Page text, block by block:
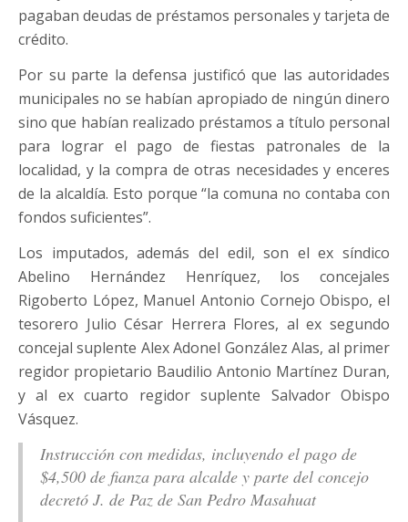
pagaban deudas de préstamos personales y tarjeta de
crédito.
Por su parte la defensa justificó que las autoridades
municipales no se habían apropiado de ningún dinero
sino que habían realizado préstamos a título personal
para lograr el pago de fiestas patronales de la
localidad, y la compra de otras necesidades y enceres
de la alcaldía. Esto porque “la comuna no contaba con
fondos suficientes”.
Los imputados, además del edil, son el ex síndico
Abelino Hernández Henríquez, los concejales
Rigoberto López, Manuel Antonio Cornejo Obispo, el
tesorero Julio César Herrera Flores, al ex segundo
concejal suplente Alex Adonel González Alas, al primer
regidor propietario Baudilio Antonio Martínez Duran,
y al ex cuarto regidor suplente Salvador Obispo
Vásquez.
Instrucción con medidas, incluyendo el pago de
$4,500 de fianza para alcalde y parte del concejo
decretó J. de Paz de San Pedro Masahuat